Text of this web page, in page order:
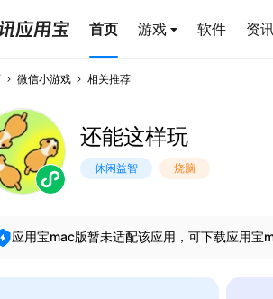
首页 游戏 软件 资
微信小游戏 相关推荐
还能这样玩
休闲益智 烧脑
应用宝mac版暂未适配该应用，可下载应用宝